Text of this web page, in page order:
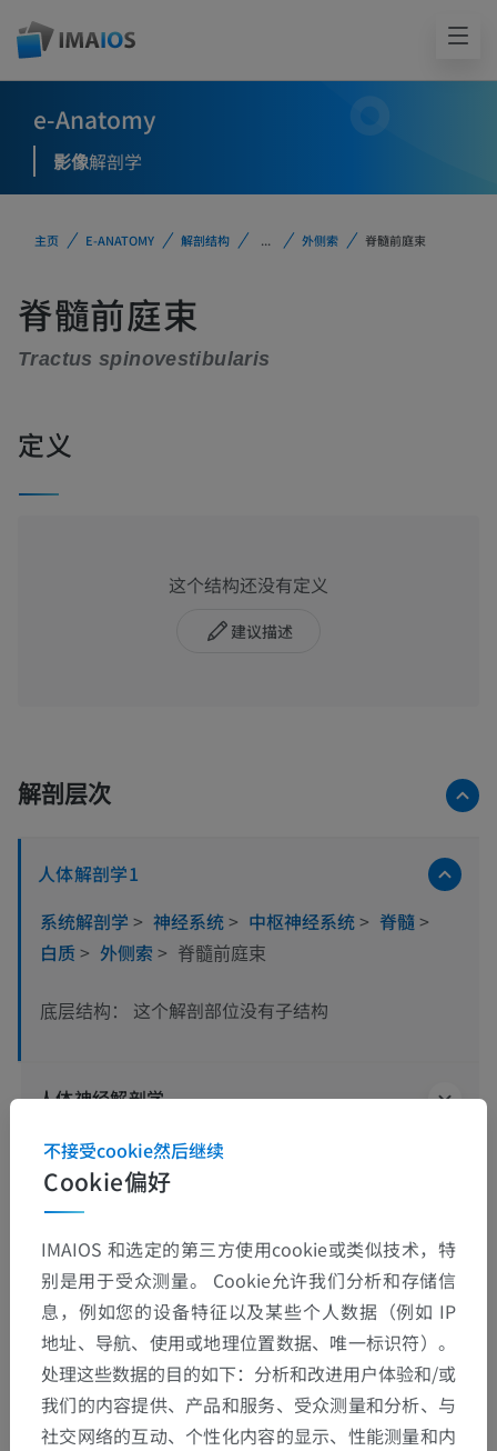
e-Anatomy
影像解剖学
主页 E-ANATOMY 解剖结构 ... 外侧索 脊髓前庭束
脊髓前庭束
Tractus spinovestibularis
定义
这个结构还没有定义
建议描述
解剖层次
人体解剖学1
系统解剖学 > 神经系统> 中枢神经系统> 脊髓>
白质> 外侧索 > 脊髓前庭束
底层结构： 这个解剖部位没有子结构
人体神经解剖学
发现错误？
欢迎提出更正、翻译或内容改进的建议。
检举错误
Cookie偏好
不接受cookie然后继续
IMAIOS 和选定的第三方使用cookie或类似技术，特
别是用于受众测量。 Cookie允许我们分析和存储信
息，例如您的设备特征以及某些个人数据（例如 IP
地址、导航、使用或地理位置数据、唯一标识符）。
处理这些数据的目的如下：分析和改进用户体验和/或
我们的内容提供、产品和服务、受众测量和分析、与
社交网络的互动、个性化内容的显示、性能测量和内